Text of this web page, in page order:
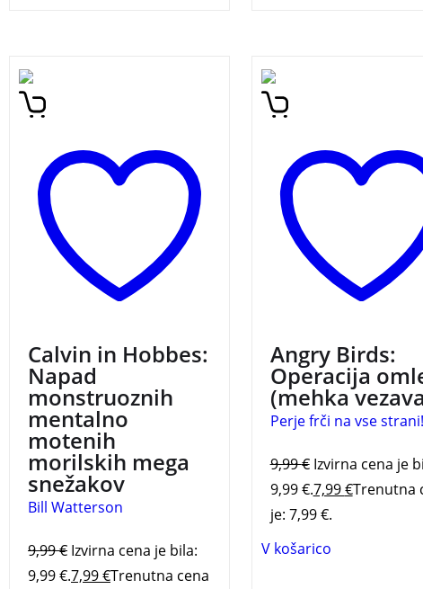
Četrta knjiga zbranih
stripov o dogodivščinah
sodi med trojico svetovno
najbolj popularnih stripov.
Knjiga je prejela znak
kakovosti Zlata hruška.
Calvin in Hobbes:
Napad
monstruoznih
mentalno
motenih
morilskih mega
snežakov
Bill Watterson
9,99€ Izvirna cena je bila:
9,99 €.7,99€Trenutna cena
O tem, da so jezni ptiči
popolnoma obnoreli svet,
fračo ste jih izstreljevali
svojih mobilnih
umirali od smeha ob
gledanju animirane
risanke, zdaj pa je prisel
čas za pravo knjižno
zabavo.
Angry Birds:
Operacija
(mehka
Perje frči na vse strani!
9,99€ Izvirna cena je
9,99 €.7,99€Trenutna
je: 7,99 €.
V košarico